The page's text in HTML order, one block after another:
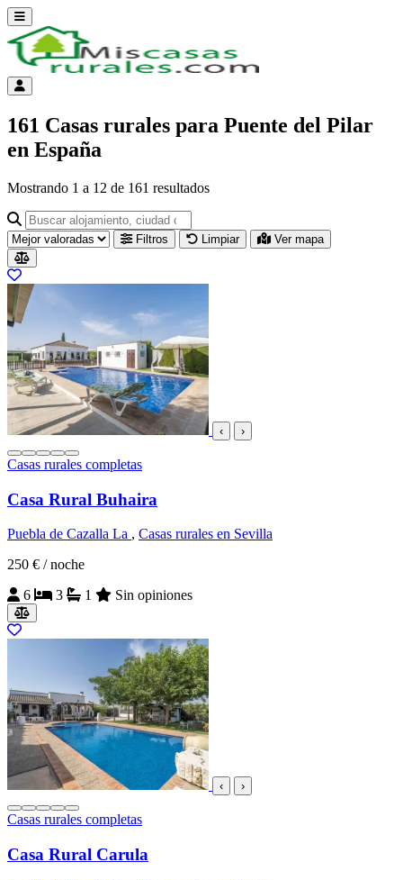
Abrir menú
Menú de cuenta
161 Casas rurales para Puente del Pilar
en España
Mostrando 1 a 12 de 161 resultados
Buscar alojamiento, ciudad o provincia para ir a su página
Filtros Limpiar Ver mapa
Resultados del listado
‹ ›
Casas rurales completas
Casa Rural Buhaira
Puebla de Cazalla La , Casas rurales en Sevilla
250 € / noche
6
3 1 Sin opiniones
‹ ›
Casas rurales completas
Casa Rural Carula